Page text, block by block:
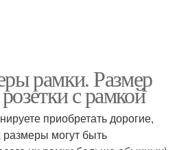
рамки. Размер
с рамкой
приобретать дорогие,
могут быть